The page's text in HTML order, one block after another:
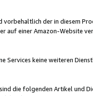
vorbehaltlich der in diesem
auf einer Amazon-Website
Services keine weiteren
die folgenden Artikel und